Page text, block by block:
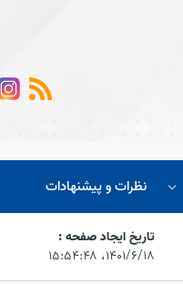
نظرات و پیشنهادات
تاریخ ایجاد صفحه :
۱۴۰۱/۶/۱۸،‏ ۱۵:۵۴:۴۸